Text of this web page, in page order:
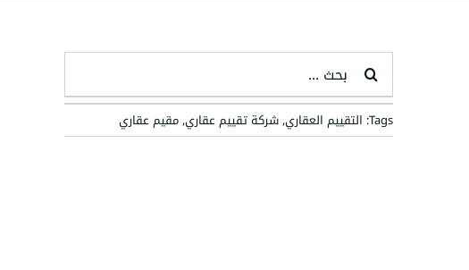
البحث
عن:
Tags: التقييم العقاري,شركة تقييم عقاري,مقيم عقاري